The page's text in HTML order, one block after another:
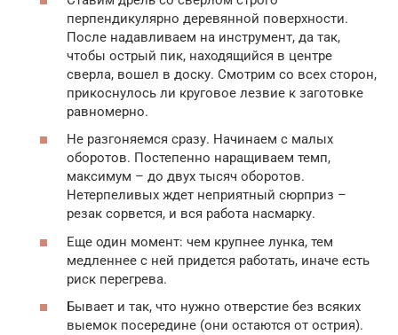
перпендикулярно деревянной поверхности.
После надавливаем на инструмент, да так,
чтобы острый пик, находящийся в центре
сверла, вошел в доску. Смотрим со всех сторон,
прикоснулось ли круговое лезвие к заготовке
равномерно.
Не разгоняемся сразу. Начинаем с малых
оборотов. Постепенно наращиваем темп,
максимум – до двух тысяч оборотов.
Нетерпеливых ждет неприятный сюрприз –
резак сорвется, и вся работа насмарку.
Еще один момент: чем крупнее лунка, тем
медленнее с ней придется работать, иначе есть
риск перегрева.
Бывает и так, что нужно отверстие без всяких
выемок посередине (они остаются от острия).